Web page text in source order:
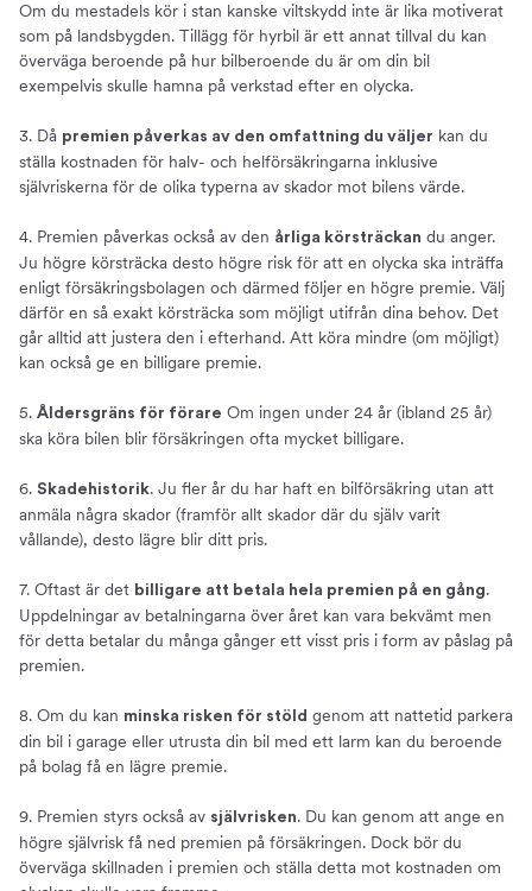
Om du mestadels kör i stan kanske viltskydd inte är lika motiverat
som på landsbygden. Tillägg för hyrbil är ett annat tillval du kan
överväga beroende på hur bilberoende du är om din bil
exempelvis skulle hamna på verkstad efter en olycka.
3. Då premien påverkas av den omfattning du väljer kan du
ställa kostnaden för halv- och helförsäkringarna inklusive
självriskerna för de olika typerna av skador mot bilens värde.
4. Premien påverkas också av den årliga körsträckan du anger.
Ju högre körsträcka desto högre risk för att en olycka ska inträffa
enligt försäkringsbolagen och därmed följer en högre premie. Välj
därför en så exakt körsträcka som möjligt utifrån dina behov. Det
går alltid att justera den i efterhand. Att köra mindre (om möjligt)
kan också ge en billigare premie.
5. Åldersgräns för förare Om ingen under 24 år (ibland 25 år)
ska köra bilen blir försäkringen ofta mycket billigare.
6. Skadehistorik. Ju fler år du har haft en bilförsäkring utan att
anmäla några skador (framför allt skador där du själv varit
vållande), desto lägre blir ditt pris.
7. Oftast är det billigare att betala hela premien på en gång.
Uppdelningar av betalningarna över året kan vara bekvämt men
för detta betalar du många gånger ett visst pris i form av påslag på
premien.
8. Om du kan minska risken för stöld genom att nattetid parkera
din bil i garage eller utrusta din bil med ett larm kan du beroende
på bolag få en lägre premie.
9. Premien styrs också av självrisken. Du kan genom att ange en
högre självrisk få ned premien på försäkringen. Dock bör du
överväga skillnaden i premien och ställa detta mot kostnaden om